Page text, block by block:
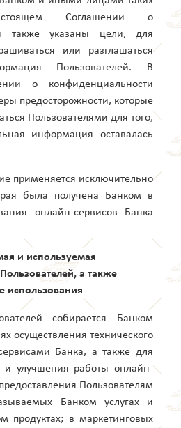
Соглашении о
также указаны цели, для
или разглашаться
Пользователей. В
о конфиденциальности
предосторожности, которые
Пользователями для того,
информация оставалась
применяется исключительно
была получена Банком в
онлайн-сервисов Банка
и используемая
а также
использования
собирается Банком
осуществления технического
Банка, а также для
и улучшения работы онлайн-
Пользователям
Банком услугах и
продуктах; в маркетинговых